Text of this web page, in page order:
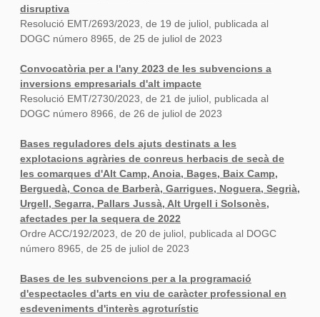
disruptiva
Resolució EMT/2693/2023, de 19 de juliol, publicada al
DOGC número 8965, de 25 de juliol de 2023
Convocatòria per a l'any 2023 de les subvencions a
inversions empresarials d'alt impacte
Resolució EMT/2730/2023, de 21 de juliol, publicada al
DOGC número 8966, de 26 de juliol de 2023
Bases reguladores dels ajuts destinats a les
explotacions agràries de conreus herbacis de secà de
les comarques d'Alt Camp, Anoia, Bages, Baix Camp,
Berguedà, Conca de Barberà, Garrigues, Noguera, Segrià,
Urgell, Segarra, Pallars Jussà, Alt Urgell i Solsonès,
afectades per la sequera de 2022
Ordre ACC/192/2023, de 20 de juliol, publicada al DOGC
número 8965, de 25 de juliol de 2023
Bases de les subvencions per a la programació
d'espectacles d'arts en viu de caràcter professional en
esdeveniments d'interès agroturístic